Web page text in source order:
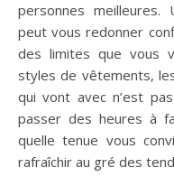
personnes meilleures.
peut vous redonner
des limites que vous
styles de vêtements,
qui vont avec n’est
passer des heures à
quelle tenue vous
rafraîchir au gré des